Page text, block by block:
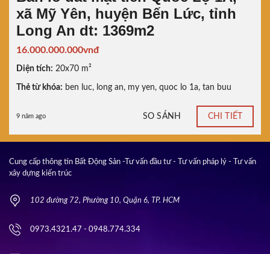
xã Mỹ Yên, huyện Bến Lức, tỉnh
Long An dt: 1369m2
16.000.000.000vnđ
Diện tích: 20x70 m²
Thẻ từ khóa: ben luc, long an, my yen, quoc lo 1a, tan buu
9 năm ago SO SÁNH CHI TIẾT
Cung cấp thông tin Bất Động Sản -Tư vấn đầu tư - Tư vấn pháp lý - Tư vấn
xây dựng kiến trúc
102 đường 72, Phường 10, Quận 6, TP. HCM
0973.4321.47 - 0948.774.334